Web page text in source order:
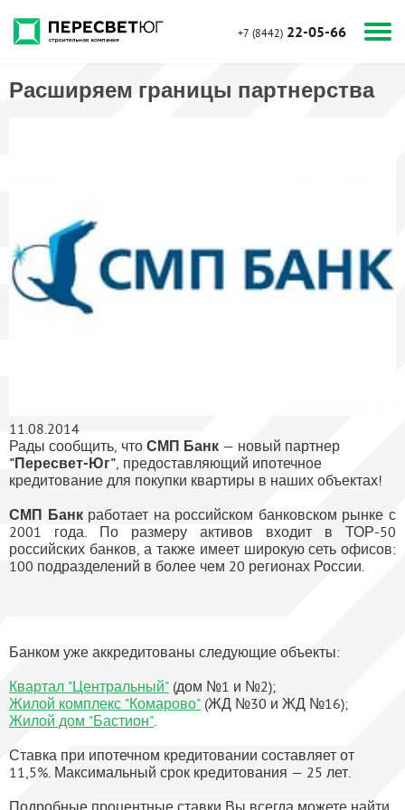
+7 (8442) 22-05-66
Расширяем границы партнерства
11.08.2014
Рады сообщить, что СМП Банк — новый партнер
"Пересвет-Юг", предоставляющий ипотечное
кредитование для покупки квартиры в наших объектах!
СМП Банкработает на российском банковском рынке с
2001 года. По размеру активов входит в ТОР-50
российских банков, а также имеет широкую сеть офисов:
100 подразделений в более чем 20 регионах России.
Банком уже аккредитованы следующие объекты:
Квартал "Центральный" (дом №1 и №2);
Жилой комплекс "Комарово" (ЖД №30 и ЖД №16);
Жилой дом "Бастион".
Ставка при ипотечном кредитовании составляет от
11,5%. Максимальный срок кредитования — 25 лет.